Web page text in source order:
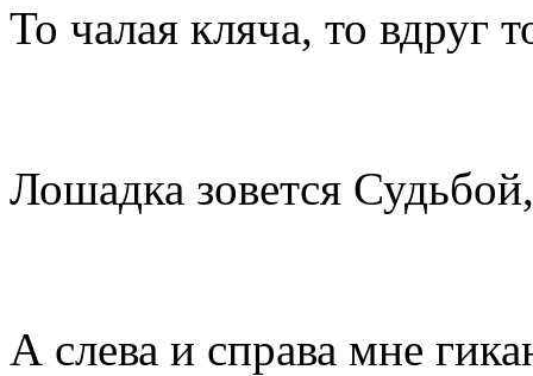
То чалая кляча, то вдруг
Лошадка зовется Судьбой,
А слева и справа мне